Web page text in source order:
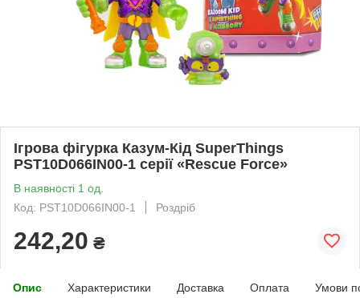
Ігрова фігурка Казум-Кід SuperThings
PST10D066IN00-1 серії «Rescue Force»
В наявності 1 од.
Код: PST10D066IN00-1
Роздріб
242,20 ₴
Опис Характеристики Доставка Оплата Умови